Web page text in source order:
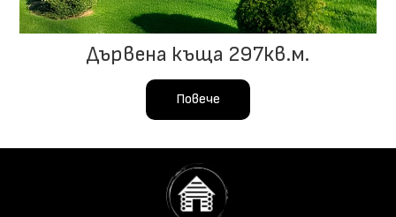
Дървена къща 297кв.м.
Повече